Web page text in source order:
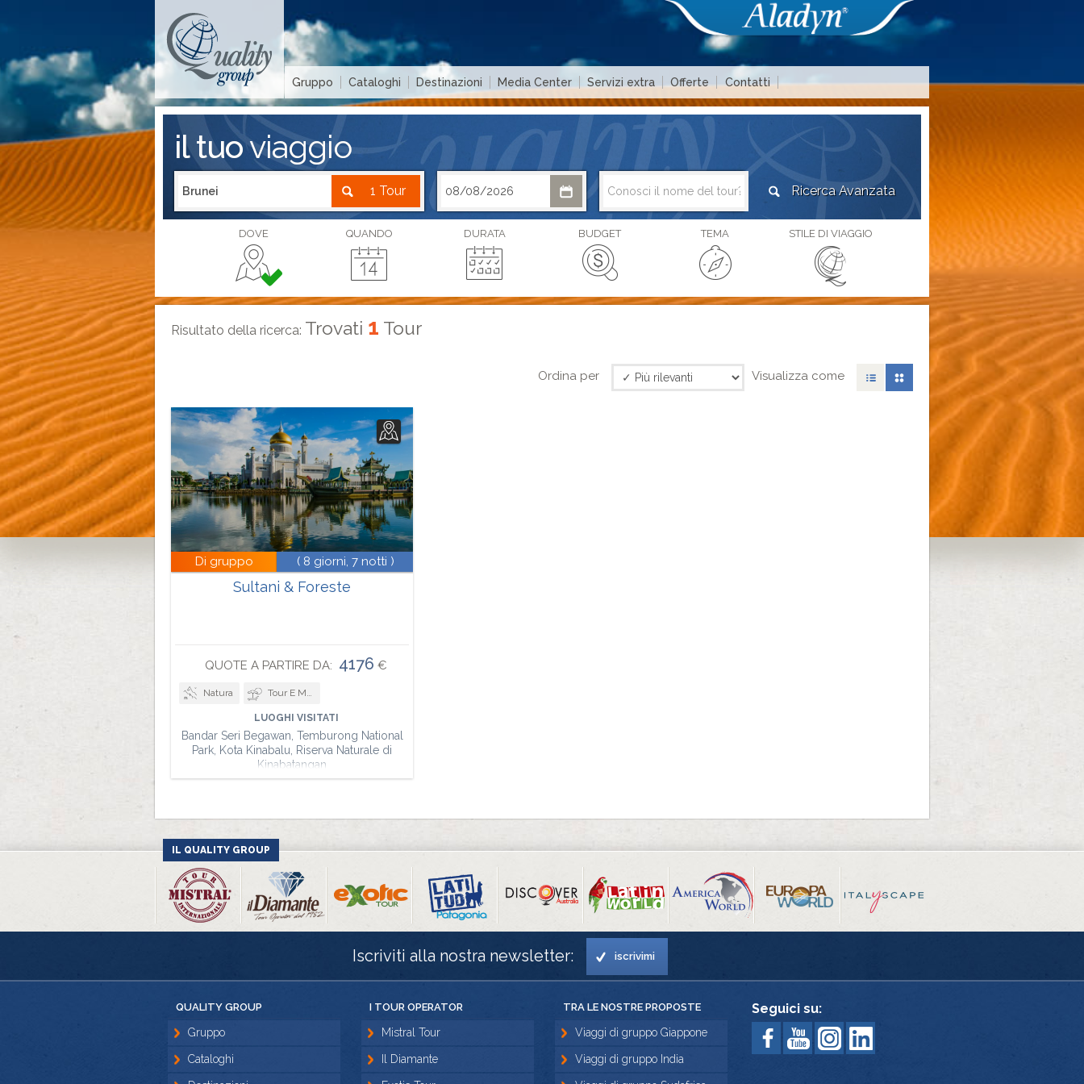
Gruppo Cataloghi Destinazioni Media Center Servizi extra Offerte Contatti
Area agenzie di viaggio
il tuoviaggio
DOVE QUANDO DURATA BUDGET TEMA STILE DI VIAGGIO
Risultato della ricerca: Trovati 1 Tour
Ordina per Visualizza come
Di gruppo ( 8 giorni, 7 notti )
Sultani & Foreste
QUOTE A PARTIRE DA: 4176 €
Natura Tour E Mare
LUOGHI VISITATI
Bandar Seri Begawan, Temburong National
Park, Kota Kinabalu, Riserva Naturale di
Kinabatangan
IL QUALITY GROUP
Iscriviti alla nostra newsletter: iscrivimi
QUALITY GROUP
Gruppo
Cataloghi
I TOUR OPERATOR
Mistral Tour
Il Diamante
TRA LE NOSTRE PROPOSTE
Viaggi di gruppo Giappone
Viaggi di gruppo India
Seguici su: